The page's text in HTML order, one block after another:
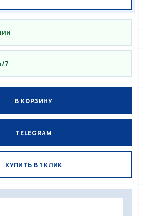
7
В КОРЗИНУ
TELEGRAM
КУПИТЬ В 1 КЛИК